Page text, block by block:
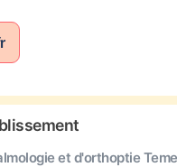
et d'orthoptie